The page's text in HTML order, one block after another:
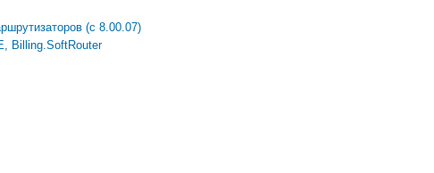
(с 8.00.07)
Billing.SoftRouter